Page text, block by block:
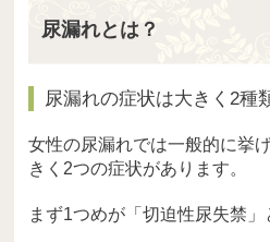
尿漏れとは？
尿漏れの症状は大きく2種
女性の尿漏れでは一般的に挙
きく2つの症状があります。
まず1つめが「切迫性尿失禁」